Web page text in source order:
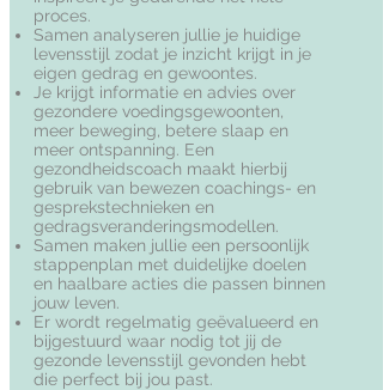
proces.
Samen analyseren jullie je huidige
levensstijl zodat je inzicht krijgt in je
eigen gedrag en gewoontes.
Je krijgt informatie en advies over
gezondere voedingsgewoonten,
meer beweging, betere slaap en
meer ontspanning. Een
gezondheidscoach maakt hierbij
gebruik van bewezen coachings- en
gesprekstechnieken en
gedragsveranderingsmodellen.
Samen maken jullie een persoonlijk
stappenplan met duidelijke doelen
en haalbare acties die passen binnen
jouw leven.
Er wordt regelmatig geëvalueerd en
bijgestuurd waar nodig tot jij de
gezonde levensstijl gevonden hebt
die perfect bij jou past.